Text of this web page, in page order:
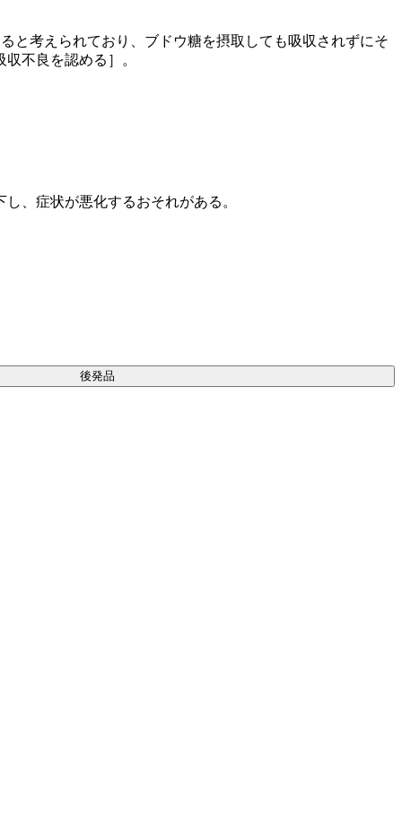
と考えられており、ブドウ糖を摂取しても吸収されずにそ
不良を認める］。
、症状が悪化するおそれがある。
後発品